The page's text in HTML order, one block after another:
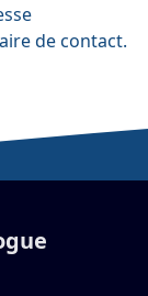
de contact.